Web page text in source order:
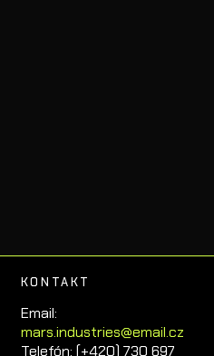
KONTAKT
Email:
mars.industries@email.cz
Telefón: (+420) 730 697